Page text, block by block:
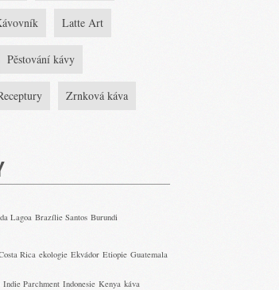
Latte Art
Pěstování kávy
Zrnková káva
Lagoa Brazílie Santos Burundi
Rica ekologie Ekvádor Etiopie Guatemala
Indie Parchment Indonesie Kenya káva